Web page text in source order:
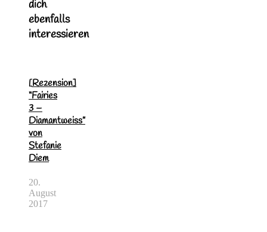
dich
ebenfalls
interessieren
[Rezension]
“Fairies
3 –
Diamantweiss”
von
Stefanie
Diem
20.
August
2017